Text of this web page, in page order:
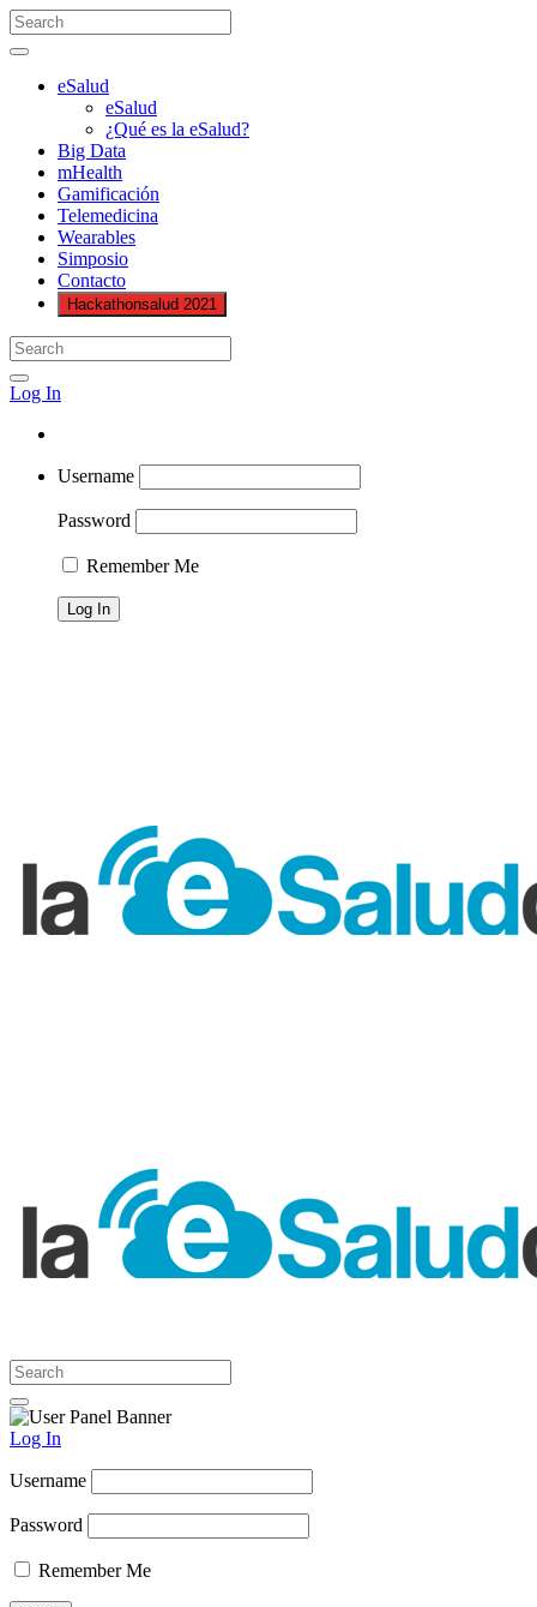
eSalud
eSalud
¿Qué es la eSalud?
Big Data
mHealth
Gamificación
Telemedicina
Wearables
Simposio
Contacto
Hackathonsalud 2021
Log In
Username
Password
Remember Me
Log In
Username
Password
Remember Me